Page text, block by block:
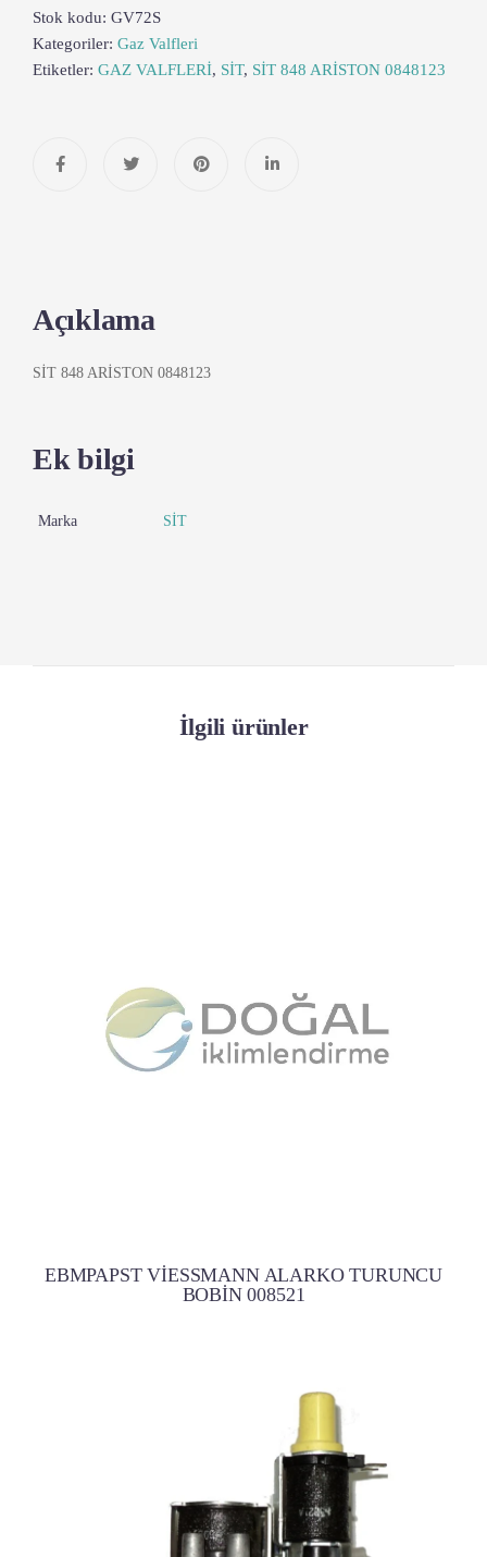
Stok kodu: GV72S
Kategoriler: Gaz Valfleri
Etiketler: GAZ VALFLERİ, SİT, SİT 848 ARİSTON 0848123
Açıklama
SİT 848 ARİSTON 0848123
Ek bilgi
Marka SİT
İlgili ürünler
EBMPAPST VİESSMANN ALARKO TURUNCU
BOBİN 008521